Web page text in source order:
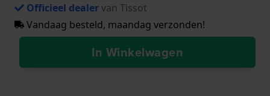
Officieel dealervan Tissot
Vandaag besteld, maandag verzonden!
In Winkelwagen